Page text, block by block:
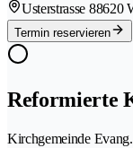
Usterstrasse 88620
Termin reservieren
Reformierte
Kirchgemeinde